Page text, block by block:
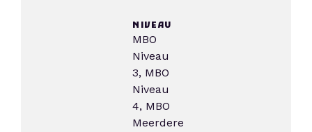
NIVEAU
MBO
Niveau
3, MBO
Niveau
4, MBO
Meerdere